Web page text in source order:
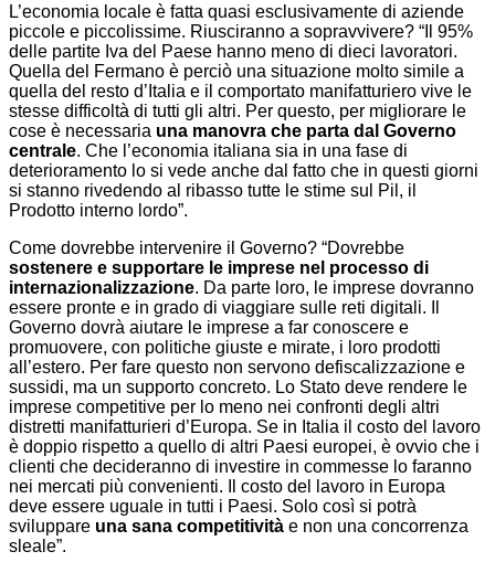
L’economia locale è fatta quasi esclusivamente di aziende
piccole e piccolissime. Riusciranno a sopravvivere? “Il 95%
delle partite Iva del Paese hanno meno di dieci lavoratori.
Quella del Fermano è perciò una situazione molto simile a
quella del resto d’Italia e il comportato manifatturiero vive le
stesse difficoltà di tutti gli altri. Per questo, per migliorare le
cose è necessaria una manovra che parta dal Governo
centrale. Che l’economia italiana sia in una fase di
deterioramento lo si vede anche dal fatto che in questi giorni
si stanno rivedendo al ribasso tutte le stime sul Pil, il
Prodotto interno lordo”.
Come dovrebbe intervenire il Governo? “Dovrebbe
sostenere e supportare le imprese nel processo di
internazionalizzazione. Da parte loro, le imprese dovranno
essere pronte e in grado di viaggiare sulle reti digitali. Il
Governo dovrà aiutare le imprese a far conoscere e
promuovere, con politiche giuste e mirate, i loro prodotti
all’estero. Per fare questo non servono defiscalizzazione e
sussidi, ma un supporto concreto. Lo Stato deve rendere le
imprese competitive per lo meno nei confronti degli altri
distretti manifatturieri d’Europa. Se in Italia il costo del lavoro
è doppio rispetto a quello di altri Paesi europei, è ovvio che i
clienti che decideranno di investire in commesse lo faranno
nei mercati più convenienti. Il costo del lavoro in Europa
deve essere uguale in tutti i Paesi. Solo così si potrà
sviluppare una sana competitività e non una concorrenza
sleale”.